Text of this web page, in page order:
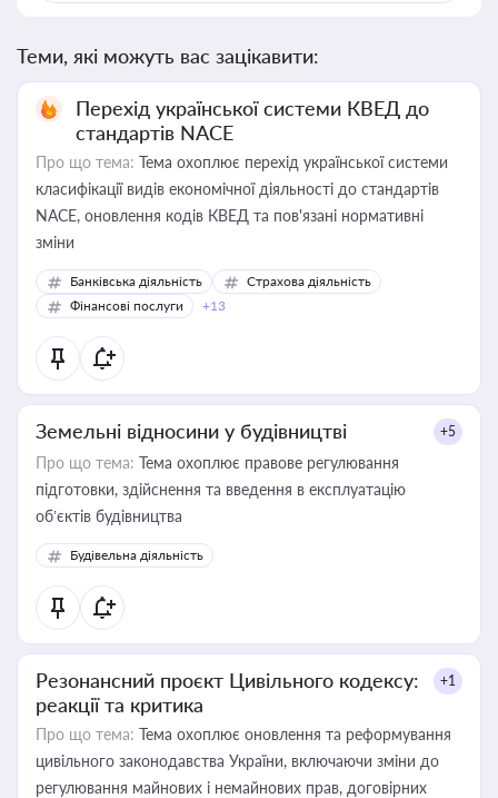
Теми, які можуть вас зацікавити:
Перехід української системи КВЕД до
стандартів NACE
Про що тема: Тема охоплює перехід української системи
класифікації видів економічної діяльності до стандартів
NACE, оновлення кодів КВЕД та пов'язані нормативні
зміни
Банківська діяльність
Страхова діяльність
Фінансові послуги
+13
Земельні відносини у будівництві +5
Про що тема: Тема охоплює правове регулювання
підготовки, здійснення та введення в експлуатацію
об’єктів будівництва
Будівельна діяльність
Резонансний проєкт Цивільного кодексу:
реакції та критика
+1
Про що тема: Тема охоплює оновлення та реформування
цивільного законодавства України, включаючи зміни до
регулювання майнових і немайнових прав, договірних